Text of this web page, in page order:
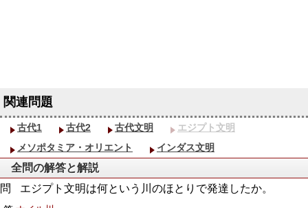
古代1 古代2 古代文明
エジプト文明
メソポタミア・オリエント
インダス文明
全問の解答と解説
エジプト文明は何という川のほとりで発達したか。